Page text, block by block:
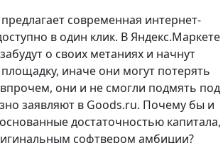
современная интернет-
в один клик. В Яндекс.Маркете
о своих метаниях и начнут
иначе они могут потерять
они и не смогли подмять под
заявляют в Goods.ru. Почему бы и
достаточностью капитала,
софтвером амбиции?